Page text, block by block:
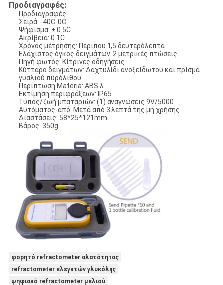
Προδιαγραφές:
Προδιαγραφές:
Σειρά: -40C-0C
Ψήφισμα: ± 0.5C
Ακρίβεια: 0.1C
Χρόνος μέτρησης: Περίπου 1,5 δευτερόλεπτα
Ελάχιστος όγκος δειγμάτων: 2 μετρικές πτώσεις
Πηγή φωτός: Κίτρινες οδηγήσεις
Κύτταρο δειγμάτων: Δαχτυλίδι ανοξείδωτου και πρίσμα
γυαλιού πυρόλιθου
Περίπτωση Materia: ABS λ
Εκτίμηση περιφράξεων: IP65
Τύπος/ζωή μπαταριών: (1) αναγνώσεις 9V/5000
Αυτόματος-από: Μετά από 3 λεπτά της μη χρήσης
Διαστάσεις: 58*25*121mm
Βάρος: 350g
φορητό refractometer αλατότητας
refractometer ελεγκτών γλυκόλης
ψηφιακό refractometer μελιού